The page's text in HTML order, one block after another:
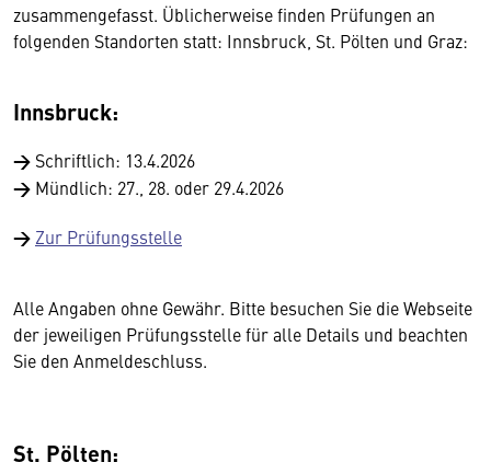
zusammengefasst. Üblicherweise finden Prüfungen an
folgenden Standorten statt: Innsbruck, St. Pölten und Graz:
Innsbruck:
→ Schriftlich: 13.4.2026
→ Mündlich: 27., 28. oder 29.4.2026
→ Zur Prüfungsstelle
Alle Angaben ohne Gewähr. Bitte besuchen Sie die Webseite
der jeweiligen Prüfungsstelle für alle Details und beachten
Sie den Anmeldeschluss.
St. Pölten: